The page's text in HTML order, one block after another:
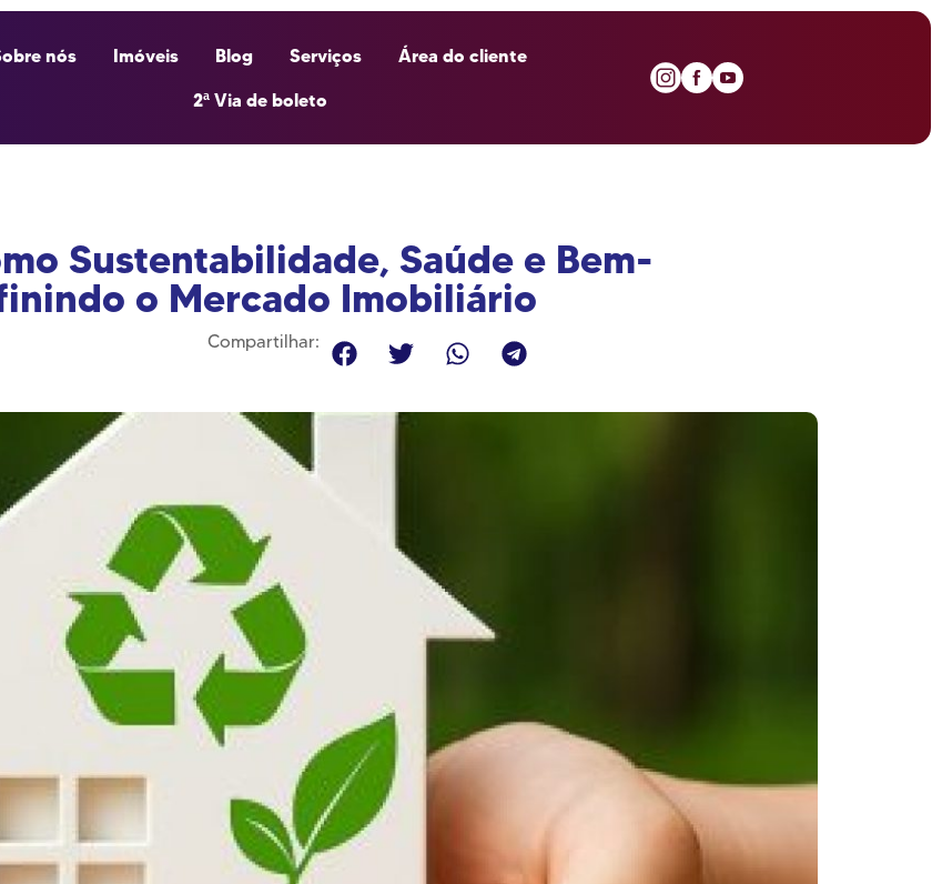
nós Imóveis Blog Serviços
Área do cliente
2ª Via de boleto
Compartilhar:
Sustentabilidade, Saúde e Bem-
o Mercado Imobiliário